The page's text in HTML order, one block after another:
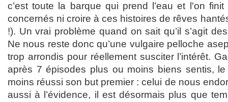
c’est toute la barque qui prend l’eau et l'on
concernés ni croire à ces histoires de rêves
!). Un vrai problème quand on sait qu’il s’agit
Ne nous reste donc qu’une vulgaire pelloche
trop arrondis pour réellement susciter l’intérêt.
après 7 épisodes plus ou moins biens sentis,
moins réussi son but premier : celui de nous
aussi à l’évidence, il est désormais plus que